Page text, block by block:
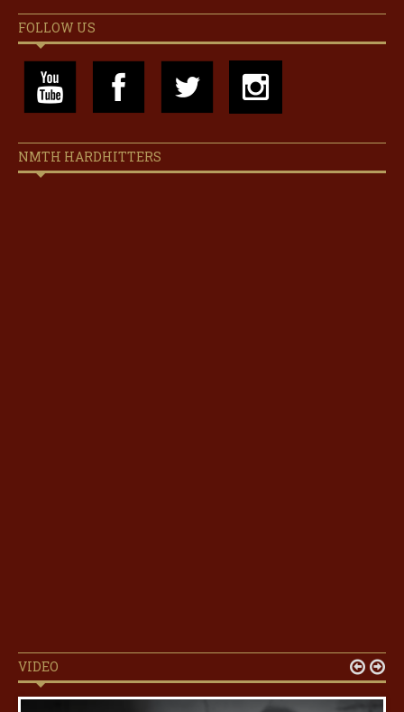
FOLLOW US
NMTH HARDHITTERS
VIDEO  